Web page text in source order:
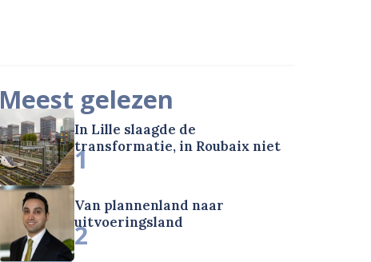
Meest gelezen
In Lille slaagde de
transformatie, in Roubaix niet
1
Van plannenland naar
uitvoeringsland
2